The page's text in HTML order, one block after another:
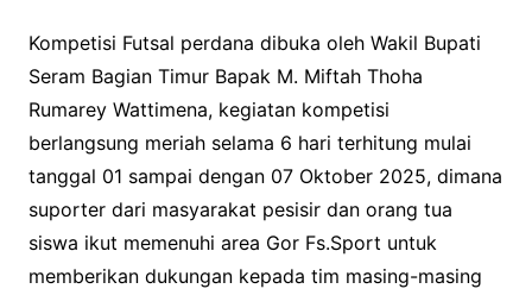
Kompetisi Futsal perdana dibuka oleh Wakil Bupati
Seram Bagian Timur Bapak M. Miftah Thoha
Rumarey Wattimena, kegiatan kompetisi
berlangsung meriah selama 6 hari terhitung mulai
tanggal 01 sampai dengan 07 Oktober 2025, dimana
suporter dari masyarakat pesisir dan orang tua
siswa ikut memenuhi area Gor Fs.Sport untuk
memberikan dukungan kepada tim masing-masing